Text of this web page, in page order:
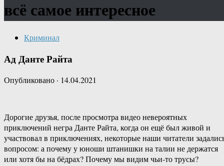
всё самое интересное
Криминал
Ад Данте Райта
Опубликовано · 14.04.2021
Дорогие друзья, после просмотра видео невероятных
приключений негра Данте Райта, когда он ещё был живой и
участвовал в приключениях, некоторые наши читатели
вопросом: а почему у юноши штанишки на талии не держатся
или хотя бы на бёдрах? Почему мы видим чьи-то трусы?